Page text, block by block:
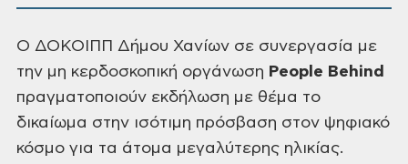
O ΔΟΚΟΙΠΠ Δήμου Χανίων σε συνεργασία με
την μη κερδοσκοπική οργάνωση People Behind
πραγματοποιούν εκδήλωση με θέμα το
δικαίωμα στην ισότιμη πρόσβαση στον ψηφιακό
κόσμο για τα άτομα μεγαλύτερης ηλικίας.